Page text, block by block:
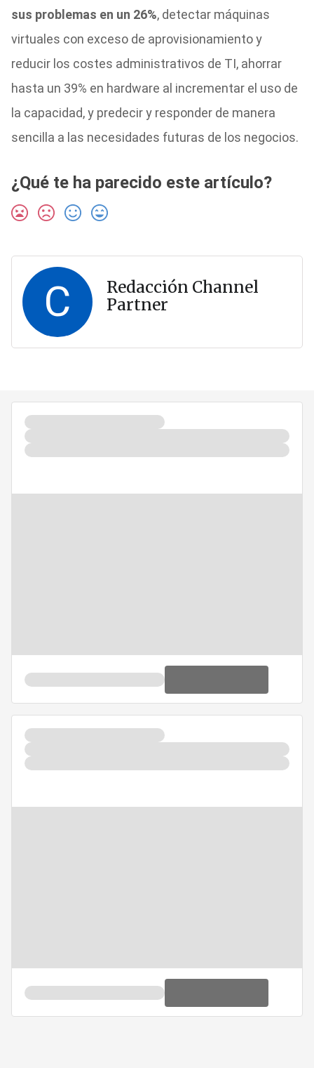
sus problemas en un 26%, detectar máquinas
virtuales con exceso de aprovisionamiento y
reducir los costes administrativos de TI, ahorrar
hasta un 39% en hardware al incrementar el uso de
la capacidad, y predecir y responder de manera
sencilla a las necesidades futuras de los negocios.
¿Qué te ha parecido este artículo?
C
Redacción Channel
Partner